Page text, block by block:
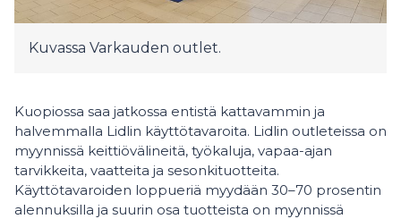
Kuvassa Varkauden outlet.
Kuopiossa saa jatkossa entistä kattavammin ja
halvemmalla Lidlin käyttötavaroita. Lidlin outleteissa on
myynnissä keittiövälineitä, työkaluja, vapaa-ajan
tarvikkeita, vaatteita ja sesonkituotteita.
Käyttötavaroiden loppueriä myydään 30–70 prosentin
alennuksilla ja suurin osa tuotteista on myynnissä